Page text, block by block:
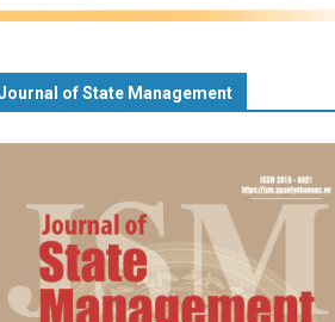
of State Management